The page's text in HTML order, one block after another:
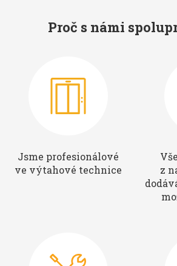
Proč s námi
Jsme profesionálové
ve výtahové technice
z